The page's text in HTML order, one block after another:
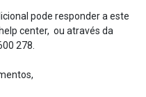
pode responder a este
center, ou através da
278.